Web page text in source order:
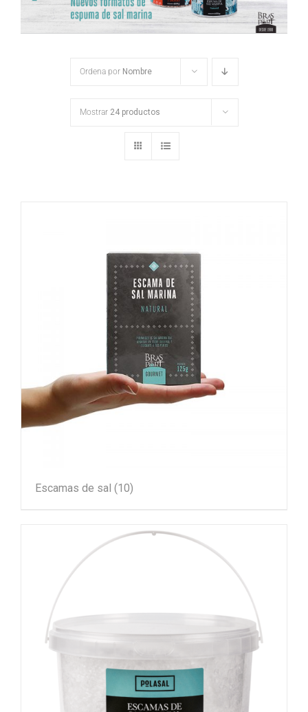
Ordena por Nombre
Mostrar 24 productos
Escamas de sal (10)